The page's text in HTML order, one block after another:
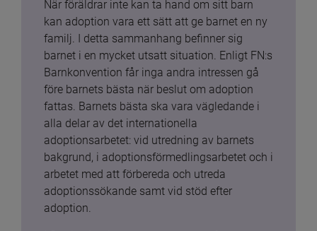
När föräldrar inte kan ta hand om sitt barn
kan adoption vara ett sätt att ge barnet en ny
familj. I detta sammanhang befinner sig
barnet i en mycket utsatt situation. Enligt FN:s
Barnkonvention får inga andra intressen gå
före barnets bästa när beslut om adoption
fattas. Barnets bästa ska vara vägledande i
alla delar av det internationella
adoptionsarbetet: vid utredning av barnets
bakgrund, i adoptionsförmedlingsarbetet och i
arbetet med att förbereda och utreda
adoptionssökande samt vid stöd efter
adoption.